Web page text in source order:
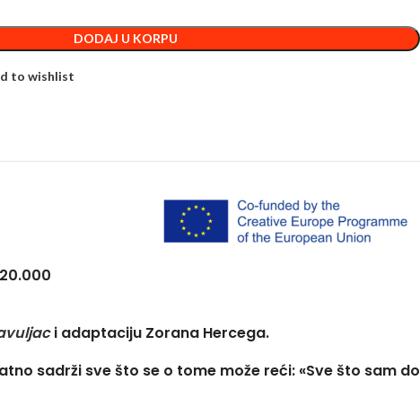
DODAJ U KORPU
to wishlist
i adaptaciju Zorana Hercega.
sadrži sve što se o tome može reći: «Sve što sam do